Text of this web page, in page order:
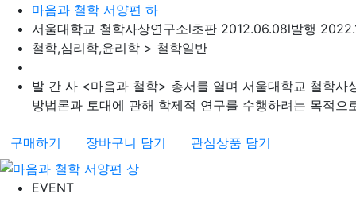
마음과 철학 서양편 하
서울대학교 철학사상연구소l초판 2012.06.08l발행
철학,심리학,윤리학 > 철학일반
발 간 사 <마음과 철학> 총서를 열며 서울대학교 철학
방법론과 토대에 관해 학제적 연구를 수행하려는 목적으
구매하기 장바구니 담기 관심상품 담기
EVENT